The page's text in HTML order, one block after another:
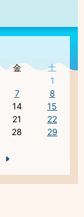
金
土
1
7
8
14
15
21
22
28
29